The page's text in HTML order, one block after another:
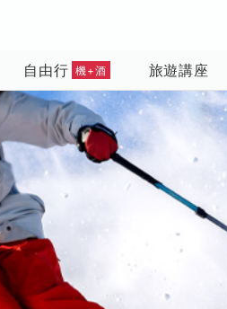
自由行 機+酒 旅遊講座